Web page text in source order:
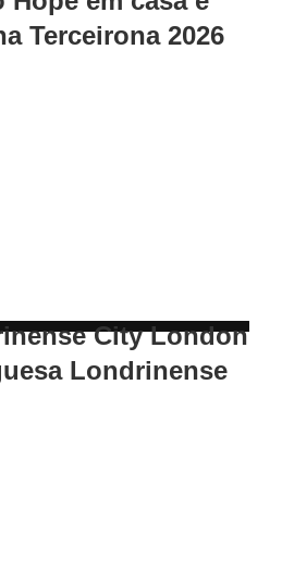
Terceirona 2026
City London
Londrinense